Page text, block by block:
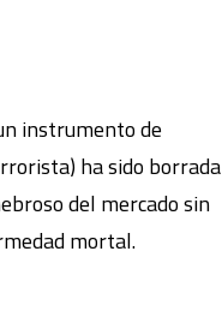
instrumento de
ha sido borrada
del mercado sin
mortal.